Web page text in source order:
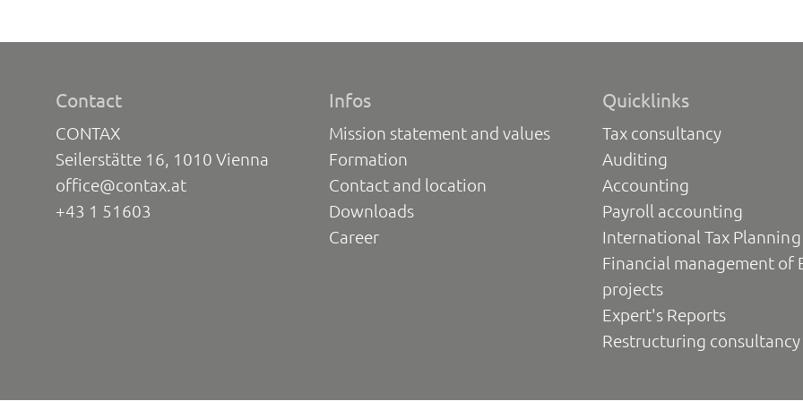
Contact
CONTAX
Seilerstätte 16, 1010 Vienna
office@contax.at
+43 1 51603
Infos
Mission statement and values
Formation
Contact and location
Downloads
Career
Quicklinks
Tax consultancy
Auditing
Accounting
Payroll accounting
International Tax Planning
Financial management of
projects
Expert's Reports
Restructuring consultancy